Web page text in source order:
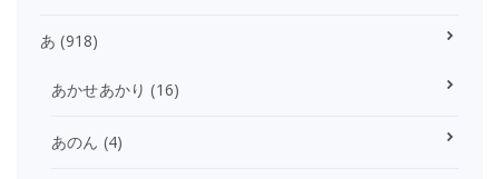
あ (918)
あかせあかり (16)
あのん (4)